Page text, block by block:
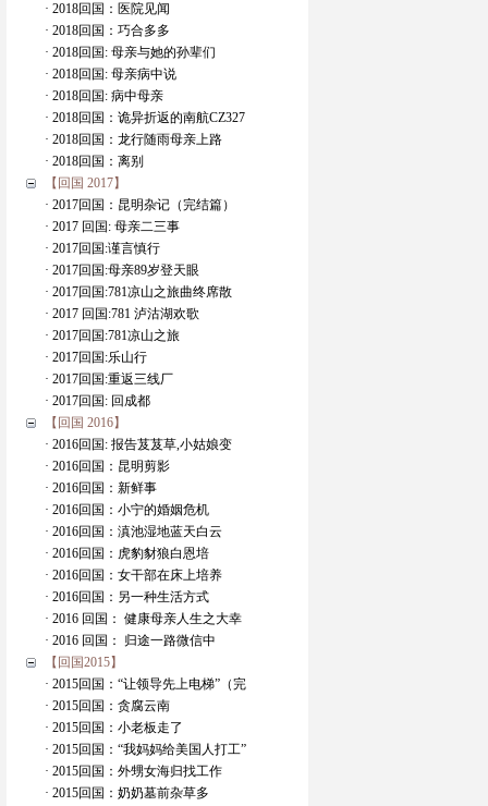
· 2018回国：医院见闻
· 2018回国：巧合多多
· 2018回国: 母亲与她的孙辈们
· 2018回国: 母亲病中说
· 2018回国: 病中母亲
· 2018回国：诡异折返的南航CZ327
· 2018回国：龙行随雨母亲上路
· 2018回国：离别
【回国 2017】
· 2017回国：昆明杂记（完结篇）
· 2017 回国: 母亲二三事
· 2017回国:谨言慎行
· 2017回国:母亲89岁登天眼
· 2017回国:781凉山之旅曲终席散
· 2017 回国:781 泸沽湖欢歌
· 2017回国:781凉山之旅
· 2017回国:乐山行
· 2017回国:重返三线厂
· 2017回国: 回成都
【回国 2016】
· 2016回国: 报告芨芨草,小姑娘变
· 2016回国：昆明剪影
· 2016回国：新鲜事
· 2016回国：小宁的婚姻危机
· 2016回国：滇池湿地蓝天白云
· 2016回国：虎豹豺狼白恩培
· 2016回国：女干部在床上培养
· 2016回国：另一种生活方式
· 2016 回国： 健康母亲人生之大幸
· 2016 回国： 归途一路微信中
【回国2015】
· 2015回国：“让领导先上电梯”（完
· 2015回国：贪腐云南
· 2015回国：小老板走了
· 2015回国：“我妈妈给美国人打工”
· 2015回国：外甥女海归找工作
· 2015回国：奶奶墓前杂草多